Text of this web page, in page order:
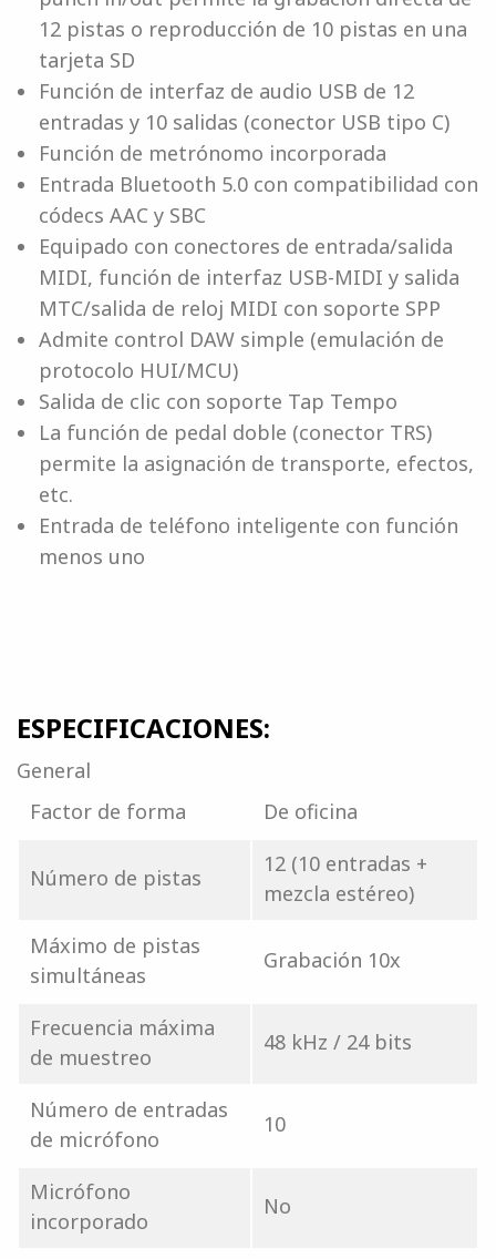
12 pistas o reproducción de 10 pistas en una
tarjeta SD
Función de interfaz de audio USB de 12
entradas y 10 salidas (conector USB tipo C)
Función de metrónomo incorporada
Entrada Bluetooth 5.0 con compatibilidad con
códecs AAC y SBC
Equipado con conectores de entrada/salida
MIDI, función de interfaz USB-MIDI y salida
MTC/salida de reloj MIDI con soporte SPP
Admite control DAW simple (emulación de
protocolo HUI/MCU)
Salida de clic con soporte Tap Tempo
La función de pedal doble (conector TRS)
permite la asignación de transporte, efectos,
etc.
Entrada de teléfono inteligente con función
menos uno
ESPECIFICACIONES:
General
Factor de forma
De oficina
Número de pistas
12 (10 entradas +
mezcla estéreo)
Máximo de pistas
simultáneas
Grabación 10x
Frecuencia máxima
de muestreo
48 kHz / 24 bits
Número de entradas
de micrófono
10
Micrófono
incorporado
No